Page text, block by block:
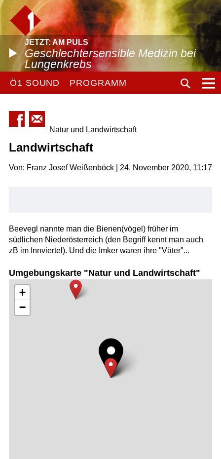
JETZT: AM PULS
Geschlechtersensible Medizin bei
Lungenkrebs
Ö1 SOUND PROGRAMM
Natur und Landwirtschaft
Landwirtschaft
Von: Franz Josef Weißenböck | 24. November 2020, 11:17
Beevegl nannte man die Bienen(vögel) früher im
südlichen Niederösterreich (den Begriff kennt man auch
zB im Innviertel). Und die Imker waren ihre "Väter"...
Umgebungskarte "Natur und Landwirtschaft"
+
−